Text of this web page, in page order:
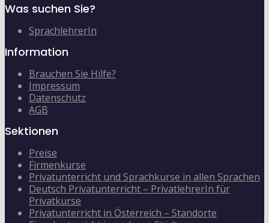
Was suchen Sie?
SprachlehrerIn
Information
Brauchen Sie Hilfe?
Impressum
Datenschutz
AGB
Sektionen
Preise
Firmenkurse
Privatunterricht und Sprachkurse in allen Sprachen
Deutsch Privatunterricht – PrivatlehrerIn für
Privatkurse
Privatunterricht in Österreich – Standorte